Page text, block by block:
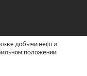
добычи нефти
положении